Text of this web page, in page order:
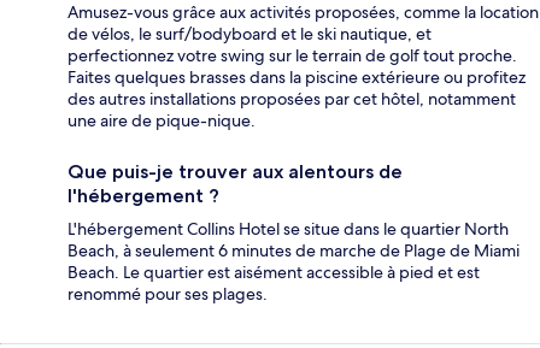
Amusez-vous grâce aux activités proposées, comme la location
de vélos, le surf/bodyboard et le ski nautique, et
perfectionnez votre swing sur le terrain de golf tout proche.
Faites quelques brasses dans la piscine extérieure ou profitez
des autres installations proposées par cet hôtel, notamment
une aire de pique-nique.
Que puis-je trouver aux alentours de
l'hébergement ?
L'hébergement Collins Hotel se situe dans le quartier North
Beach, à seulement 6 minutes de marche de Plage de Miami
Beach. Le quartier est aisément accessible à pied et est
renommé pour ses plages.